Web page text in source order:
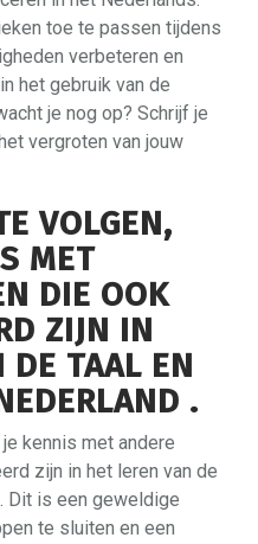
toe te passen tijdens
verbeteren en
het gebruik van de
je nog op? Schrijf je
vergroten van jouw
VOLGEN,
MET
DIE OOK
ZIJN IN
DE TAAL EN
.
kennis met andere
zijn in het leren van de
Dit is een geweldige
te sluiten en een